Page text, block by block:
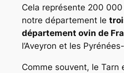
Cela représente 200
notre département le
département ovin de
l’Aveyron et les
Comme souvent, le Tarn